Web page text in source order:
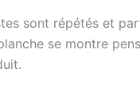
sont répétés et
se montre